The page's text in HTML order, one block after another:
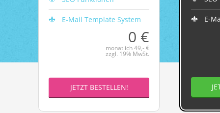
E-Mail Template System
0 €
monatlich 49,- €
zzgl. 19% MwSt.
JETZT BESTELLEN!
E-